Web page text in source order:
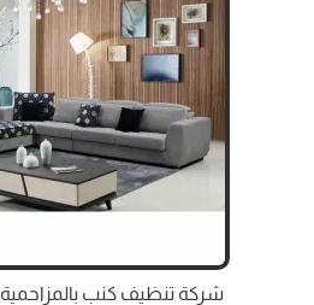
شركة تنظيف كنب بالمزاحمية